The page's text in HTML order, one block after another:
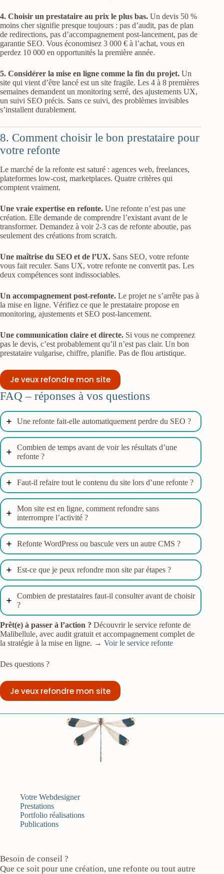
4. Choisir un prestataire au prix le plus bas. Un devis 50 %
moins cher signifie presque toujours : pas d’audit, pas de plan
de redirections, pas d’accompagnement post-lancement, pas de
garantie SEO. Vous économisez 3 000 € à l’achat, vous en
perdez 10 000 en opportunités la première année.
5. Considérer la mise en ligne comme la fin du projet. Un
site qui vient d’être lancé est un site fragile. Les 4 à 8 premières
semaines demandent un monitoring serré, des ajustements UX,
un suivi SEO précis. Sans ce suivi, des problèmes invisibles
s’installent durablement.
8. Comment choisir le bon prestataire pour
votre refonte
Le marché de la refonte est saturé : agences web, freelances,
plateformes low-cost, marketplaces. Quatre critères qui
comptent vraiment.
Une vraie expertise en refonte. Une refonte n’est pas une
création. Elle demande de comprendre l’existant avant de le
transformer. Demandez à voir 2-3 cas de refonte aboutie, pas
seulement des créations from scratch.
Une maîtrise du SEO et de l’UX. Sans SEO, votre refonte
vous fait reculer. Sans UX, votre refonte ne convertit pas. Les
deux compétences sont indissociables.
Un accompagnement post-refonte. Le projet ne s’arrête pas à
la mise en ligne. Vérifiez ce que le prestataire propose en
monitoring, ajustements et SEO post-lancement.
Une communication claire et directe. Si vous ne comprenez
pas le devis, c’est probablement qu’il n’est pas clair. Un bon
prestataire vulgarise, chiffre, planifie. Pas de flou artistique.
Je veux refondre mon site
FAQ – réponses à vos questions
Une refonte fait-elle automatiquement perdre du SEO ?
Combien de temps avant de voir les résultats d’une
refonte ?
Faut-il refaire tout le contenu du site lors d’une refonte ?
Mon site est en ligne, comment refondre sans
interrompre l’activité ?
Refonte WordPress ou bascule vers un autre CMS ?
Est-ce que je peux refondre mon site par étapes ?
Combien de prestataires faut-il consulter avant de choisir
?
Prêt(e) à passer à l’action ? Découvrir le service refonte de
Malibellule, avec audit gratuit et accompagnement complet de
la stratégie à la mise en ligne. → Voir le service refonte
Des questions ?
Je veux refondre mon site
Votre Webdesigner
Prestations
Portfolio réalisations
Publications
Besoin de conseil ?
Que ce soit pour une création, une refonte ou tout autre